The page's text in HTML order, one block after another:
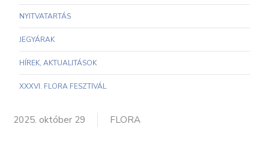
NYITVATARTÁS
JEGYÁRAK
HÍREK, AKTUALITÁSOK
XXXVI. FLORA FESZTIVÁL
2025. október 29 FLORA